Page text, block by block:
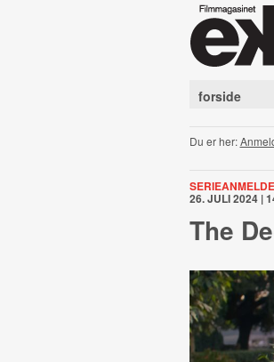
forside
Du er her:
26. JULI 2024 |
The